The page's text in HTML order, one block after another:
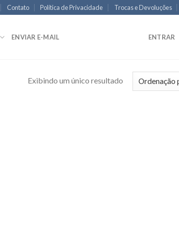
Contato Política de Privacidade Trocas e Devoluções
ENVIAR E-MAIL ENTRAR
Exibindo um único resultado